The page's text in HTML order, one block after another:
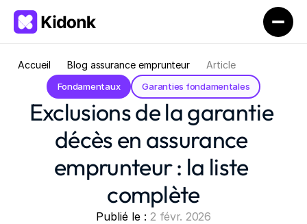
Accueil Blog assurance emprunteur Article
Fondamentaux Garanties fondamentales
Exclusions de la garantie
décès en assurance
emprunteur : la liste
complète
Publié le : 2 févr. 2026